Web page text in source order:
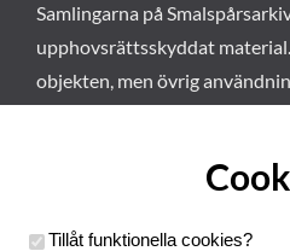
Samlingarna på
upphovsrättsskyddat
objekten, men övrig
Tillåt funktionella cookies?